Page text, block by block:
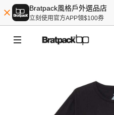
Bratpack風格戶外選品店
立刻使用官方APP領$100券